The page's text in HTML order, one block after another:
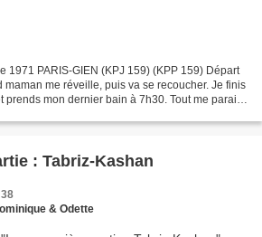
1971 PARIS-GIEN (KPJ 159) (KPP 159) Départ
maman me réveille, puis va se recoucher. Je finis
prends mon dernier bain à 7h30. Tout me parait
: Tabriz-Kashan
& Odette